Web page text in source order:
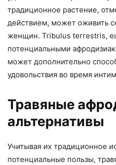
традиционное растение,
действием, может оживить
женщин. Tribulus terrestris,
потенциальными
может дополнительно
удовольствия во время
Травяные
альтернативы
Учитывая их традиционное
потенциальные пользы,